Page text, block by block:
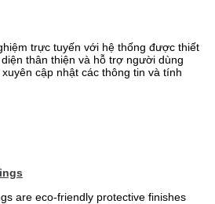
trực tuyến với hệ thống được thiết
thân thiện và hỗ trợ người dùng
cập nhật các thông tin và tính
are eco-friendly protective finishes